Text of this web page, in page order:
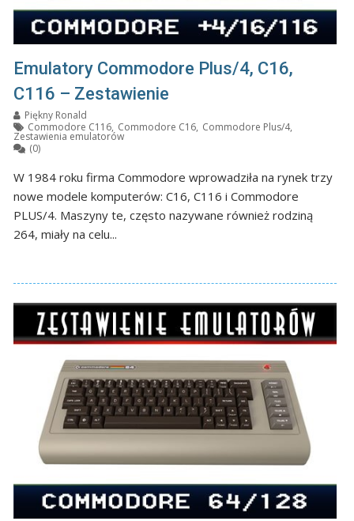
Emulatory Commodore Plus/4, C16,
C116 – Zestawienie
Piękny Ronald
Commodore C116, Commodore C16, Commodore Plus/4,
Zestawienia emulatorów
(0)
W 1984 roku firma Commodore wprowadziła na rynek trzy
nowe modele komputerów: C16, C116 i Commodore
PLUS/4. Maszyny te, często nazywane również rodziną
264, miały na celu...